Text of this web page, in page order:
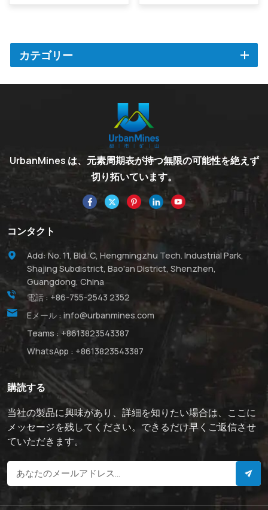
カテゴリー
UrbanMines は、元素周期表が持つ無限の可能性を絶えず
切り拓いています。
コンタクト
Add: No. 11, Bld. C, Hengmingzhu Tech. Industrial Park,
Shajing Subdistrict, Bao'an District, Shenzhen,
Guangdong, China
電話 :+86-755-2543 2352
Eメール : info@urbanmines.com
Teams : +8613823543387
WhatsApp : +8613823543387
購読する
当社の製品に興味があり、詳細を知りたい場合は、ここに
メッセージを残してください。できるだけ早くご返信させ
ていただきます。